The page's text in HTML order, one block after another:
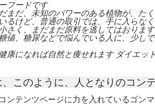
フードです
まだ、未知のパワーのある植物が、た
るけど、普通の取引では、手に入らな
さく、まだまだ原料を逃してはおりま
値、糖尿などで悩んでいる人に、少
康になれば自然と痩せれます ダイエ
このように、人となりのコン
ンテンツページに力を入れているゴン